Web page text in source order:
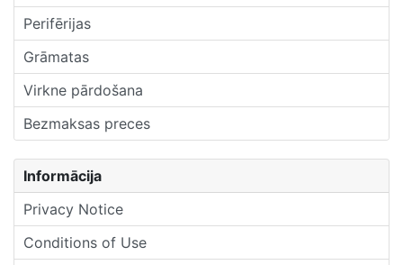
Perifērijas
Grāmatas
Virkne pārdošana
Bezmaksas preces
Informācija
Privacy Notice
Conditions of Use